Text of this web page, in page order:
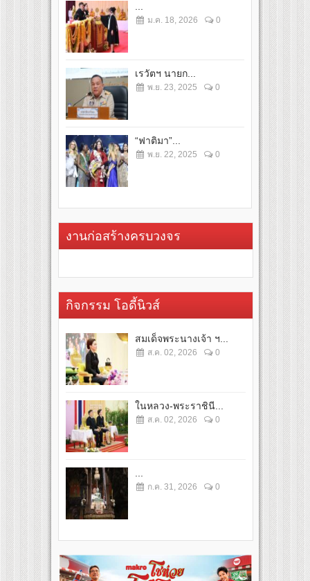
...
ม.ค. 18, 2026 0
เรวัตฯ นายก...
พ.ย. 23, 2025 0
“ฟาติมา”...
พ.ย. 22, 2025 0
งานก่อสร้างครบวงจร
กิจกรรม โอดี้นิวส์
สมเด็จพระนางเจ้า ฯ...
ส.ค. 02, 2026 0
ในหลวง-พระราชินี...
ส.ค. 02, 2026 0
...
ก.ค. 31, 2026 0